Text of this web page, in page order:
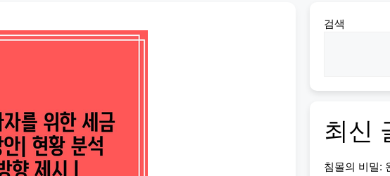
검색
최신
침몰의 비밀: